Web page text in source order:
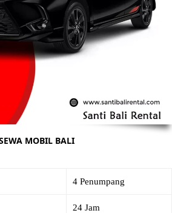
MOBIL BALI
4 Penumpang
24 Jam